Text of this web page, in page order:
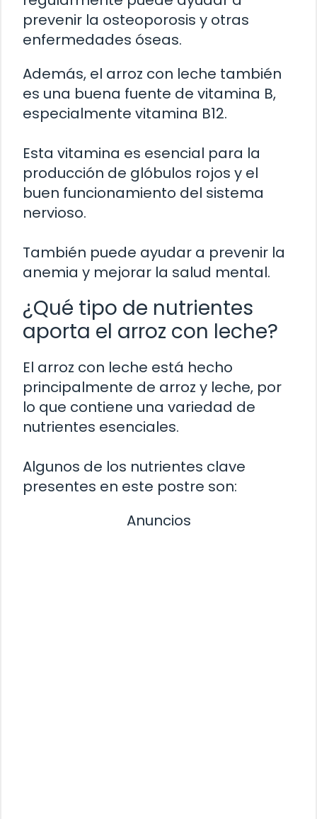
prevenir la osteoporosis y otras
enfermedades óseas.
Además, el arroz con leche también
es una buena fuente de vitamina B,
especialmente vitamina B12.
Esta vitamina es esencial para la
producción de glóbulos rojos y el
buen funcionamiento del sistema
nervioso.
También puede ayudar a prevenir la
anemia y mejorar la salud mental.
¿Qué tipo de nutrientes
aporta el arroz con leche?
El arroz con leche está hecho
principalmente de arroz y leche, por
lo que contiene una variedad de
nutrientes esenciales.
Algunos de los nutrientes clave
presentes en este postre son:
Anuncios